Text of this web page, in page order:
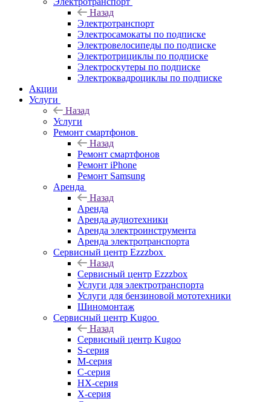
Назад
Электротранспорт
Электросамокаты по подписке
Электровелосипеды по подписке
Электротрициклы по подписке
Электроскутеры по подписке
Электроквадроциклы по подписке
Акции
Услуги
Назад
Услуги
Ремонт смартфонов
Назад
Ремонт смартфонов
Ремонт iPhone
Ремонт Samsung
Аренда
Назад
Аренда
Аренда аудиотехники
Аренда электроинструмента
Аренда электротранспорта
Сервисный центр Ezzzbox
Назад
Сервисный центр Ezzzbox
Услуги для электротранспорта
Услуги для бензиновой мототехники
Шиномонтаж
Сервисный центр Kugoo
Назад
Сервисный центр Kugoo
S-cерия
M-серия
С-серия
HX-серия
X-серия